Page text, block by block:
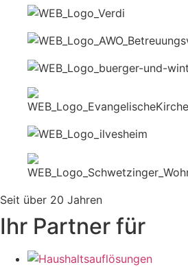
Seit über 20 Jahren
Ihr Partner für